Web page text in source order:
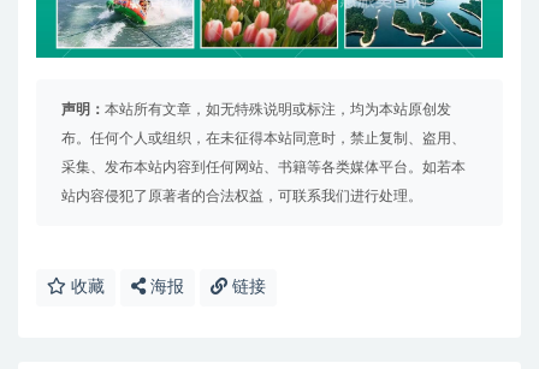
声明： 本站所有文章，如无特殊说明或标注，均为本站原创发
布。任何个人或组织，在未征得本站同意时，禁止复制、盗用、
采集、发布本站内容到任何网站、书籍等各类媒体平台。如若本
站内容侵犯了原著者的合法权益，可联系我们进行处理。
收藏 海报 链接